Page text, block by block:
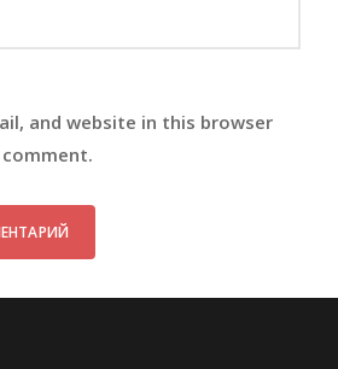
and website in this browser